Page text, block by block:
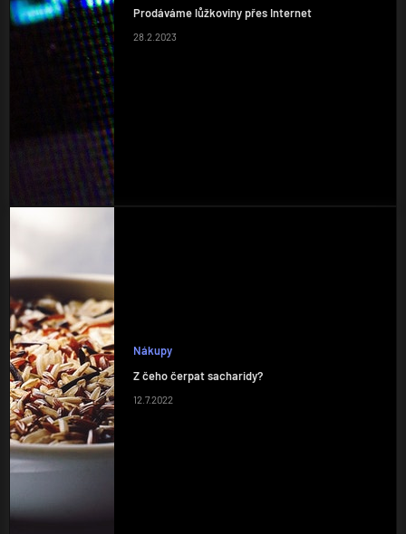
Prodáváme lůžkoviny přes Internet
28.2.2023
Nákupy
Z čeho čerpat sacharidy?
12.7.2022